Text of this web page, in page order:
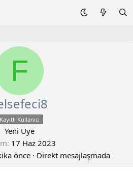
F
Kayıtlı Kullanıcı
Yeni Üye
17 Haz 2023
önce · Direkt mesajlaşmada